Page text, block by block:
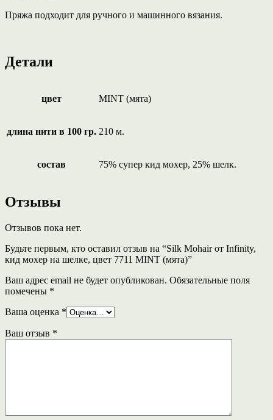
Пряжа подходит для ручного и машинного вязания.
Детали
цвет MINT (мята)
длина нити в 100 гр. 210 м.
состав 75% супер кид мохер, 25% шелк.
Отзывы
Отзывов пока нет.
Будьте первым, кто оставил отзыв на “Silk Mohair от Infinity,
кид мохер на шелке, цвет 7711 MINT (мята)”
Ваш адрес email не будет опубликован. Обязательные поля
помечены *
Ваша оценка *
Ваш отзыв *